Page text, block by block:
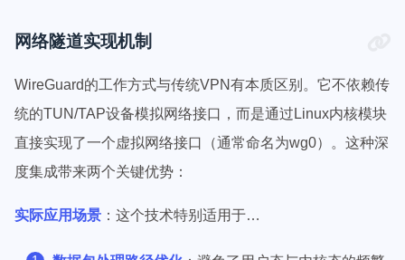
网络隧道实现机制
WireGuard的工作方式与传统VPN有本质区别。它不依赖传
统的TUN/TAP设备模拟网络接口，而是通过Linux内核模块
直接实现了一个虚拟网络接口（通常命名为wg0）。这种深
度集成带来两个关键优势：
实际应用场景 ：这个技术特别适用于…